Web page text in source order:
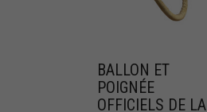
BALLON ET
POIGNÉE
OFFICIELS DE LA